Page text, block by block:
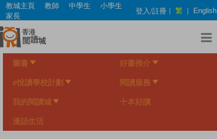
Skip
main
content
教城主頁 教師 中學生
小學生
家長
登入/註冊 | 繁 | English
圖書 好書推介
e悅讀學校計劃 閱讀服務
我的閱讀城 十本好讀
漫話生活